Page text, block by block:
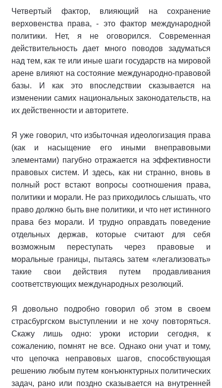
Четвертый фактор, влияющий на сохранение
верховенства права, - это фактор международной
политики. Нет, я не оговорился. Современная
действительность дает много поводов задуматься
над тем, как те или иные шаги государств на мировой
арене влияют на состояние международно-правовой
базы. И как это впоследствии сказывается на
изменении самих национальных законодательств, на
их действенности и авторитете.
Я уже говорил, что избыточная идеологизация права
(как и насыщение его иными внеправовыми
элементами) пагубно отражается на эффективности
правовых систем. И здесь, как ни странно, вновь в
полный рост встают вопросы соотношения права,
политики и морали. Не раз приходилось слышать, что
право должно быть вне политики, и что нет истинного
права без морали. И трудно оправдать поведение
отдельных держав, которые считают для себя
возможным переступать через правовые и
моральные границы, пытаясь затем «легализовать»
такие свои действия путем продавливания
соответствующих международных резолюций.
Я довольно подробно говорил об этом в своем
страсбургском выступлении и не хочу повторяться.
Скажу лишь одно: уроки истории сегодня, к
сожалению, помнят не все. Однако они учат и тому,
что цепочка неправовых шагов, способствующая
решению любым путем конъюнктурных политических
задач, рано или поздно сказывается на внутренней